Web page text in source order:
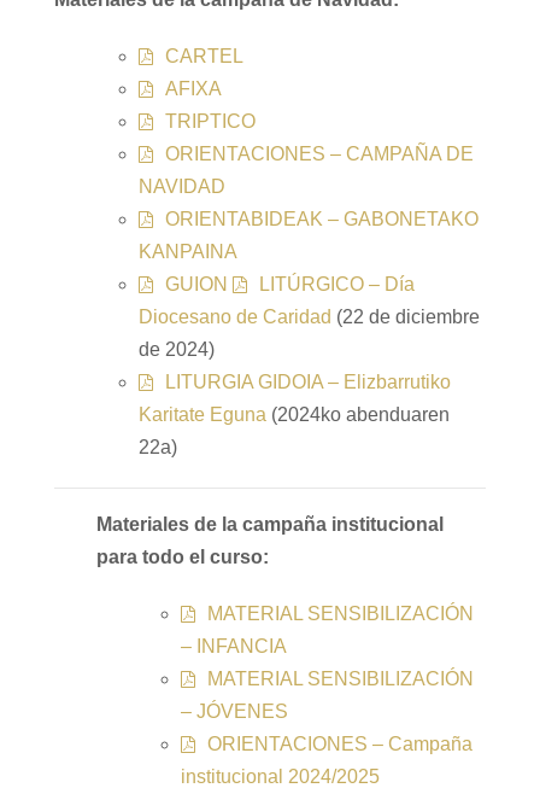
CARTEL
AFIXA
TRIPTICO
ORIENTACIONES – CAMPAÑA DE
NAVIDAD
ORIENTABIDEAK – GABONETAKO
KANPAINA
GUION
LITÚRGICO – Día
Diocesano de Caridad (22 de diciembre
de 2024)
LITURGIA GIDOIA – Elizbarrutiko
Karitate Eguna (2024ko abenduaren
22a)
Materiales de la campaña institucional
para todo el curso:
MATERIAL SENSIBILIZACIÓN
– INFANCIA
MATERIAL SENSIBILIZACIÓN
– JÓVENES
ORIENTACIONES – Campaña
institucional 2024/2025